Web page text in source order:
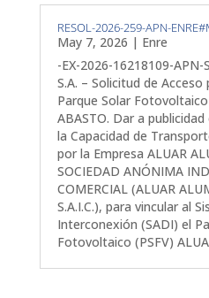
RESOL-2026-259-APN-
May 7, 2026 | Enre
-EX-2026-16218109-APN-
S.A. – Solicitud de Acceso
Parque Solar Fotovoltaico
ABASTO. Dar a
la Capacidad de
por la Empresa ALUAR
SOCIEDAD ANÓNIMA
COMERCIAL (ALUAR
S.A.I.C.), para vincular al
Interconexión (SADI) el
Fotovoltaico (PSFV)